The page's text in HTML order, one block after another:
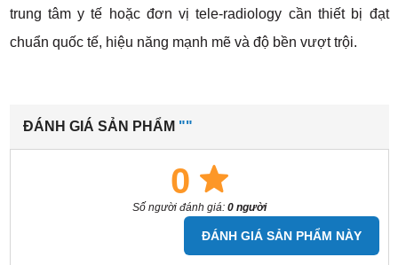
trung tâm y tế hoặc đơn vị tele-radiology cần thiết bị đạt
chuẩn quốc tế, hiệu năng mạnh mẽ và độ bền vượt trội.
ĐÁNH GIÁ SẢN PHẨM ""
0
Số người đánh giá: 0 người
ĐÁNH GIÁ SẢN PHẨM NÀY